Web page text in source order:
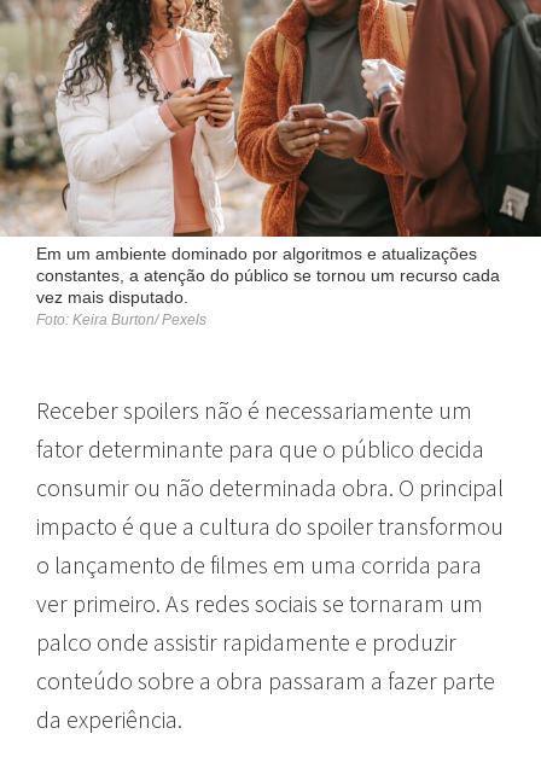
Em um ambiente dominado por algoritmos e atualizações
constantes, a atenção do público se tornou um recurso cada
vez mais disputado.
Foto: Keira Burton/ Pexels
Receber spoilers não é necessariamente um
fator determinante para que o público decida
consumir ou não determinada obra. O principal
impacto é que a cultura do spoiler transformou
o lançamento de filmes em uma corrida para
ver primeiro. As redes sociais se tornaram um
palco onde assistir rapidamente e produzir
conteúdo sobre a obra passaram a fazer parte
da experiência.